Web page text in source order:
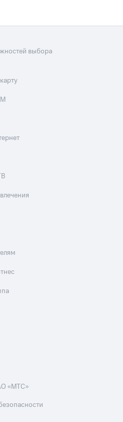
выбора
«МТС»